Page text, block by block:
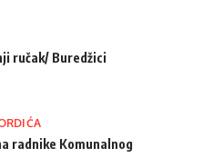
ručak/ Buredžici
radnike Komunalnog